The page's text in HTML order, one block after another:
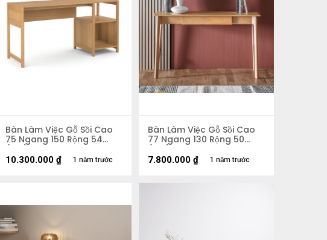
Bàn Làm Việc Gỗ Sồi Cao
75 Ngang 150 Rộng 54
(cm)
1 năm trước
10.300.000 ₫
Bàn Làm Việc Gỗ Sồi Cao
77 Ngang 130 Rộng 50
(cm)
1 năm trước
7.800.000 ₫